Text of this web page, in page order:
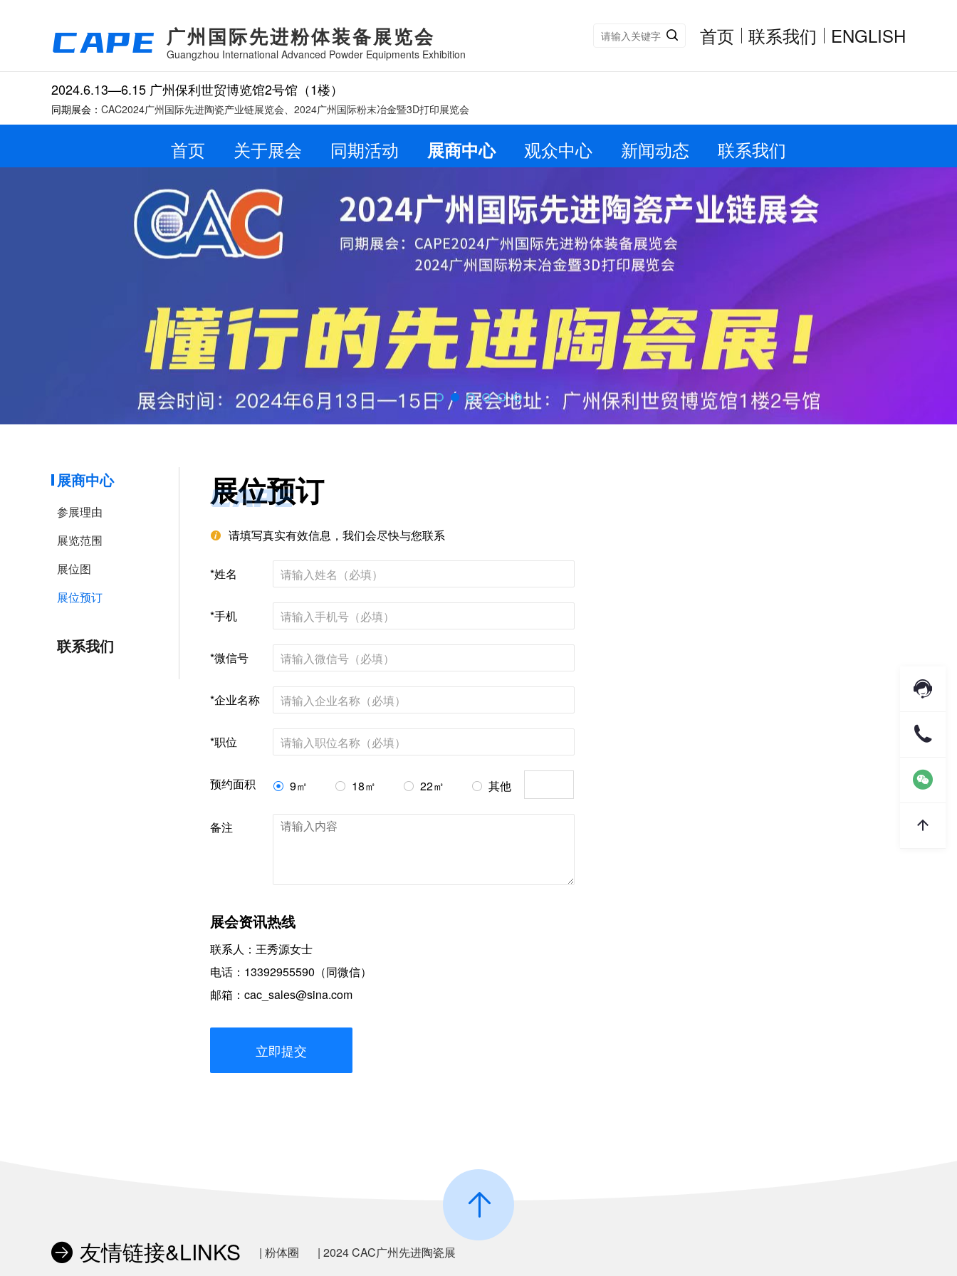
CAPE 广州国际先进粉体装备展览会
Guangzhou International Advanced Powder Equipments Exhibition
首页 联系我们 ENGLISH
首页 关于展会 同期活动 展商中心 观众中心 新闻动态 联系我们
2024.6.13—6.15 广州保利世贸博览馆2号馆（1楼）
同期展会： CAC2024广州国际先进陶瓷产业链展览会、2024广州国际粉末冶金暨3D打印展览会
展商中心
参展理由
展览范围
展位图
展位预订
联系我们
展位预订
CAPE
请填写真实有效信息，我们会尽快与您联系
*姓名
*手机
*微信号
*企业名称
*职位
预约面积  9㎡  18㎡  22㎡  其他
备注
展会资讯热线
联系人：王秀源女士
电话：13392955590（同微信）
邮箱：cac_sales@sina.com
立即提交
友情链接&LINKS | 粉体圈 | 2024 CAC广州先进陶瓷展